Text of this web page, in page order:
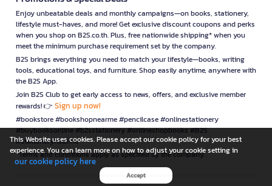
Enjoy unbeatable deals and monthly campaigns—on books, stationery,
lifestyle must-haves, and more! Get exclusive discount coupons and perks
when you shop on B2S.co.th. Plus, free nationwide shipping* when you
meet the minimum purchase requirement set by the company.
B2S brings everything you need to match your lifestyle—books, writing
tools, educational toys, and furniture. Shop easily anytime, anywhere with
the B2S App.
Join B2S Club to get early access to news, offers, and exclusive member
rewards! 👉 Sign up now!
#bookstore #bookshopnearme #pencilcase #onlinestationery
#buybooksonline #b2sstationery #onlineshopbooks #B2S
#stationerynearme
*Terms and conditions apply as specified by the company.
This Website uses cookies. Please accept our cookie policy for your best
experience. You can learn more on how to adjust your cookie setting in
our cookie policy here
Accept